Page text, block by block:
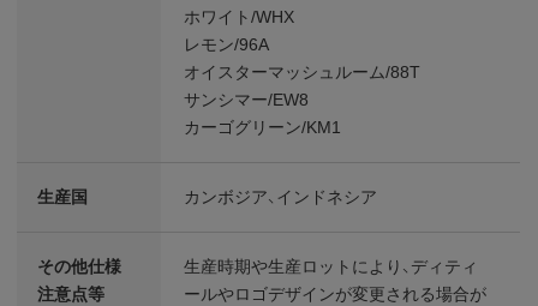
ホワイト/WHX
レモン/96A
オイスターマッシュルーム/88T
サンシマー/EW8
カーゴグリーン/KM1
生産国 カンボジア、インドネシア
その他仕様
注意点等
生産時期や生産ロットにより、ディティ
ールやロゴデザインが変更される場合が